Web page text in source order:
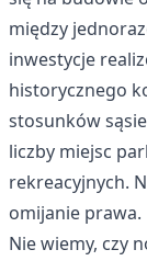
między
inwestycje
historycznego
stosunków
liczby miejsc
rekreacyjnych.
omijanie prawa.
Nie wiemy, czy